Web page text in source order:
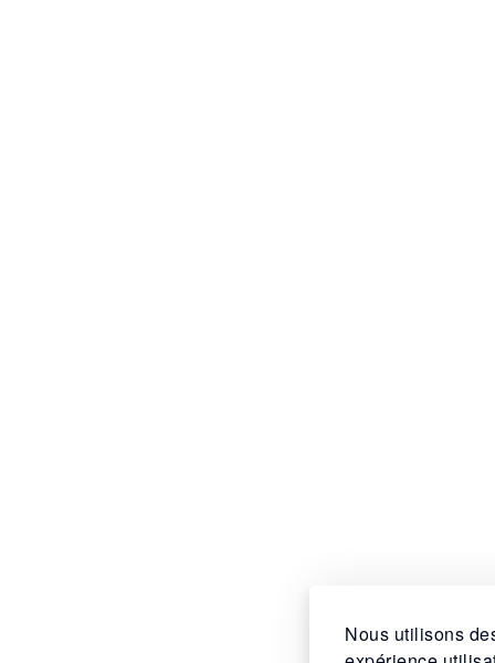
Nous utilisons